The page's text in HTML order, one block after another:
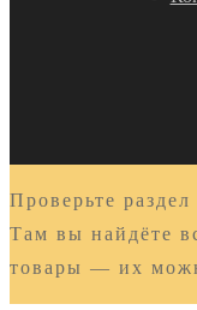
Проверьте
Там вы найдёте
товары — их